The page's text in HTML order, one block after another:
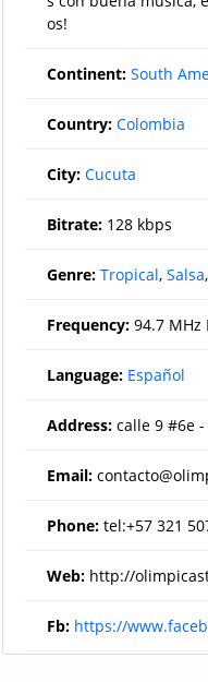
os!
Continent: South
Country: Colombia
City: Cucuta
Bitrate: 128 kbps
Genre: Tropical, Salsa,
Frequency: 94.7 MHz
Language: Español
Address: calle 9 #6e
Email:
Phone: tel:+57 321
Web: http://
Fb: https://